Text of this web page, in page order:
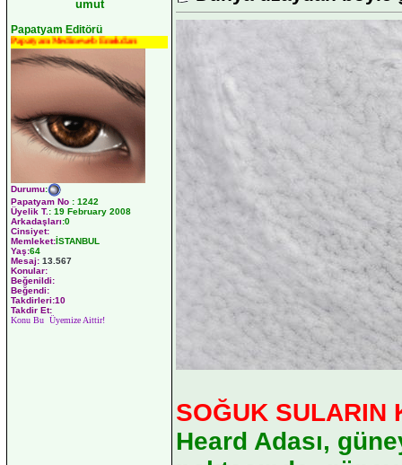
umut
Papatyam Editörü
Papatyam Medineweb Emekdarı
Durumu:
Papatyam No : 1242
Üyelik T.: 19 February 2008
Arkadaşları:0
Cinsiyet:
Memleket:İSTANBUL
Yaş:64
Mesaj: 13.567
Konular:
Beğenildi:
Beğendi:
Takdirleri:10
Takdir Et:
Konu Bu Üyemize Aittir!
SOĞUK SULARIN
Heard Adası,